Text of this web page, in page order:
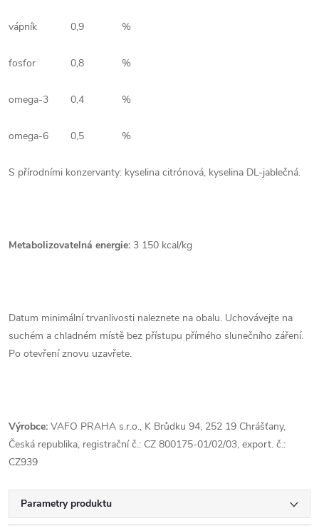
vápník 0,9 %
fosfor 0,8 %
omega-3 0,4 %
omega-6 0,5 %
S přírodními konzervanty: kyselina citrónová, kyselina DL-jablečná.
Metabolizovatelná energie: 3 150 kcal/kg
Datum minimální trvanlivosti naleznete na obalu. Uchovávejte na
suchém a chladném místě bez přístupu přímého slunečního záření.
Po otevření znovu uzavřete.
Výrobce: VAFO PRAHA s.r.o., K Brůdku 94, 252 19 Chrášťany,
Česká republika, registrační č.: CZ 800175-01/02/03, export. č.:
CZ939
Parametry produktu